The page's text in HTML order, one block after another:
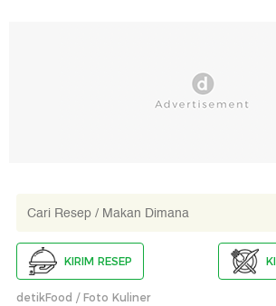
KIRIM RESEP
detikFood Foto Kuliner